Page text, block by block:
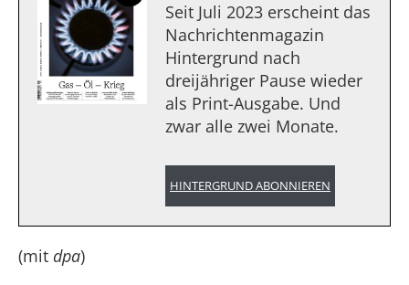
Seit Juli 2023 erscheint das
Nachrichtenmagazin
Hintergrund nach
dreijähriger Pause wieder
als Print-Ausgabe. Und
zwar alle zwei Monate.
HINTERGRUND ABONNIEREN
(mit dpa)